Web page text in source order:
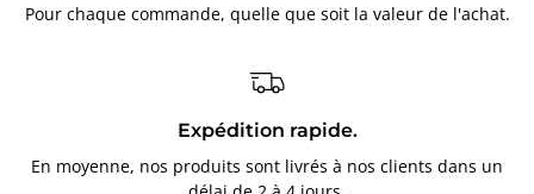
Pour chaque commande, quelle que soit la valeur de l'achat.
Expédition rapide.
En moyenne, nos produits sont livrés à nos clients dans un